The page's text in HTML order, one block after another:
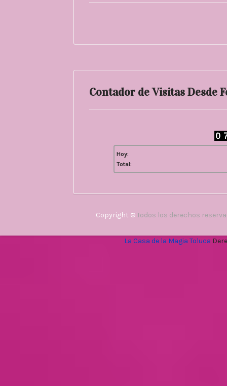
Contador de Visitas Desde
Hoy:
Total:
Copyright ©Todos los derechos
La Casa de la Magia Toluca